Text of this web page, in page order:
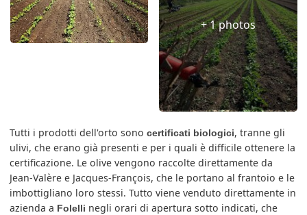
+ 1 photos
Tutti i prodotti dell'orto sonocertificati biologici, tranne gli
ulivi, che erano già presenti e per i quali è difficile ottenere la
certificazione. Le olive vengono raccolte direttamente da
Jean-Valère e Jacques-François, che le portano al frantoio e le
imbottigliano loro stessi. Tutto viene venduto direttamente in
azienda a Folelli negli orari di apertura sotto indicati, che